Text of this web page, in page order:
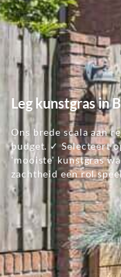
Leg kunstgras in
Ons brede scala aan
budget. ✓ Selecteert
'mooiste' kunstgras
zachtheid een rol